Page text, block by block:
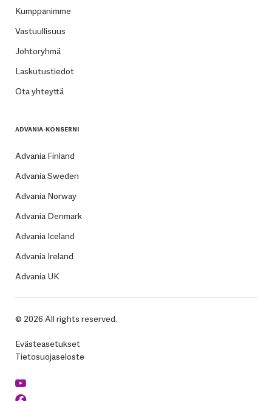
Kumppanimme
Vastuullisuus
Johtoryhmä
Laskutustiedot
Ota yhteyttä
ADVANIA-KONSERNI
Advania Finland
Advania Sweden
Advania Norway
Advania Denmark
Advania Iceland
Advania Ireland
Advania UK
© 2026 All rights reserved.
Evästeasetukset
Tietosuojaseloste